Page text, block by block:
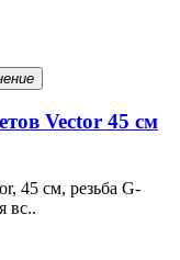
Vector 45 см
45 см, резьба G-
вс..